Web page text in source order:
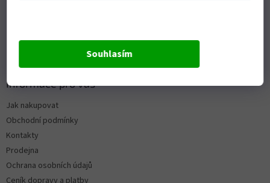
Souhlasím
Informace pro vás
Jak nakupovat
Obchodní podmínky
Kontakty
Prodejna
Ochrana osobních údajů
Ceník dopravy a platby